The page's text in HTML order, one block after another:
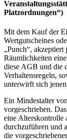
Platzordnungen“)
Mit dem Kauf der
Wertgutscheines
„Punch“,
Räumlichkeiten
diese AGB und die
Verhaltensregeln,
unterwirft sich
Ein Mindestalter
vorgeschrieben.
eine Alterskontrolle
durchzuführen und
die